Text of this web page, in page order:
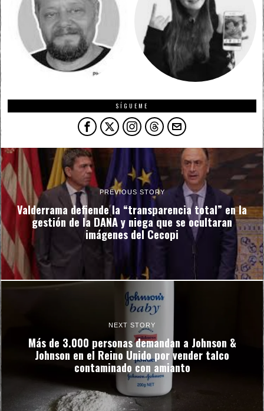
SÍGUEME
PREVIOUS STORY
Valderrama defiende la “transparencia total” en la
gestión de la DANA y niega que se ocultaran
imágenes del Cecopi
NEXT STORY
Más de 3.000 personas demandan a Johnson &
Johnson en el Reino Unido por vender talco
contaminado con amianto